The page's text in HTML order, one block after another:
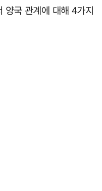
양국 관계에 대해 4가지